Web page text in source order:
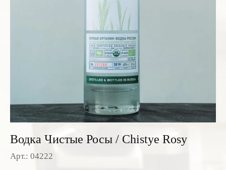
Итальянские вина
Французские вина
Испанские вина
Водка Чистые Росы / Chistye Rosy
Арт.: 04222